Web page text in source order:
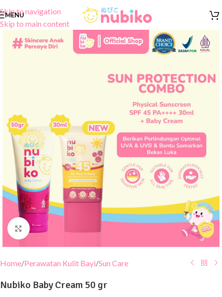
Skip to navigation
Skip to main content
MENU
Click to enlarge
Home/Perawatan Kulit Bayi/Sun Care
Nubiko Baby Cream 50 gr